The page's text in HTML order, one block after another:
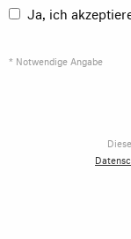
Ja, ich
* Notwendige Angabe